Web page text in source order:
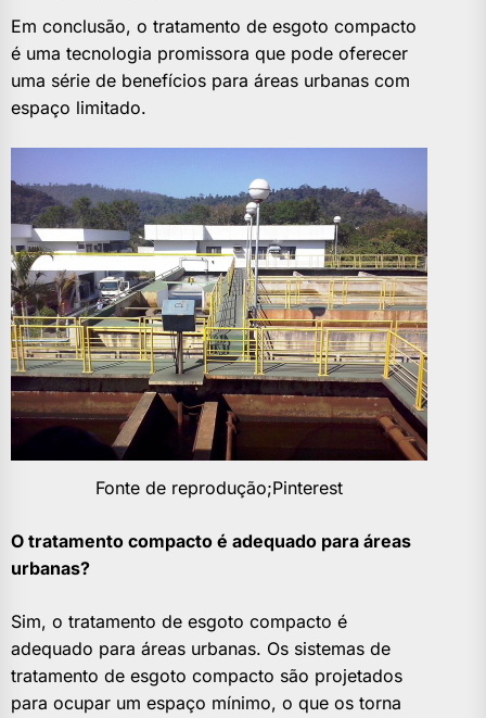
Em conclusão, o tratamento de esgoto compacto
é uma tecnologia promissora que pode oferecer
uma série de benefícios para áreas urbanas com
espaço limitado.
Fonte de reprodução;Pinterest
O tratamento compacto é adequado para áreas
urbanas?
Sim, o tratamento de esgoto compacto é
adequado para áreas urbanas. Os sistemas de
tratamento de esgoto compacto são projetados
para ocupar um espaço mínimo, o que os torna